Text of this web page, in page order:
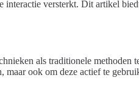
interactie versterkt. Dit artikel
als traditionele methoden
maar ook om deze actief te